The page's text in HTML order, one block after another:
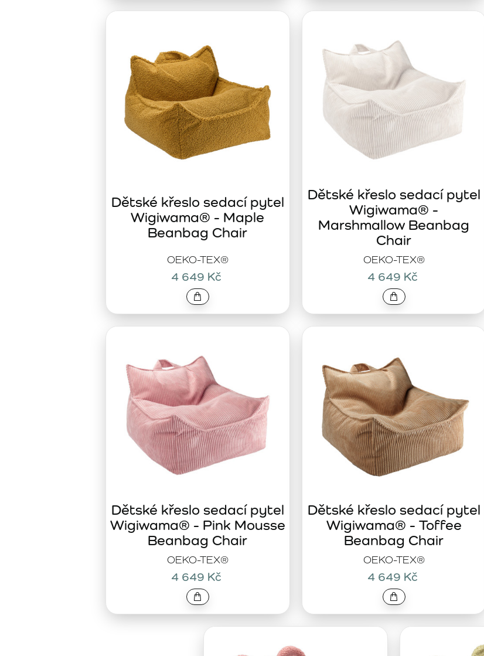
OEKO-TEX®
Dětské křeslo sedací pytel
Wigiwama® - Maple
Beanbag Chair
4 649 Kč
OEKO-TEX®
Dětské křeslo sedací pytel
Wigiwama® -
Marshmallow Beanbag
Chair
4 649 Kč
OEKO-TEX®
Dětské křeslo sedací pytel
Wigiwama® - Pink Mousse
Beanbag Chair
4 649 Kč
OEKO-TEX®
Dětské křeslo sedací pytel
Wigiwama® - Toffee
Beanbag Chair
4 649 Kč